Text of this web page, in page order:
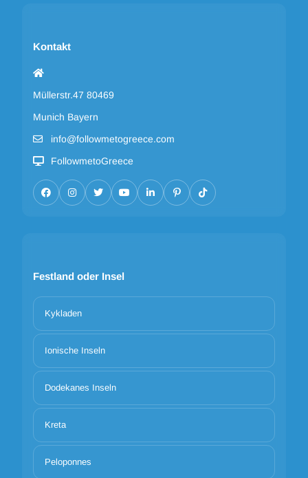
Kontakt
Müllerstr.47 80469
Munich Bayern
info@followmetogreece.com
FollowmetoGreece
Festland oder Insel
Kykladen
Ionische Inseln
Dodekanes Inseln
Kreta
Peloponnes